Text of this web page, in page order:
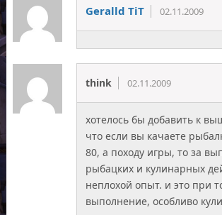
Geralld TiT 02.11.2009
think 02.11.2009
хотелось бы добавить к
что если вы качаете
80, а походу игры, то за
рыбацких и кулинарных
неплохой опыт. и это при
выполнение, особливо